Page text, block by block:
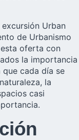
Urban
de Urbanismo
oferta con
la importancia
cada día se
la
casi